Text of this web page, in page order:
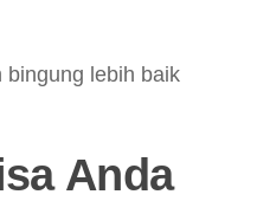
bingung lebih baik
Anda